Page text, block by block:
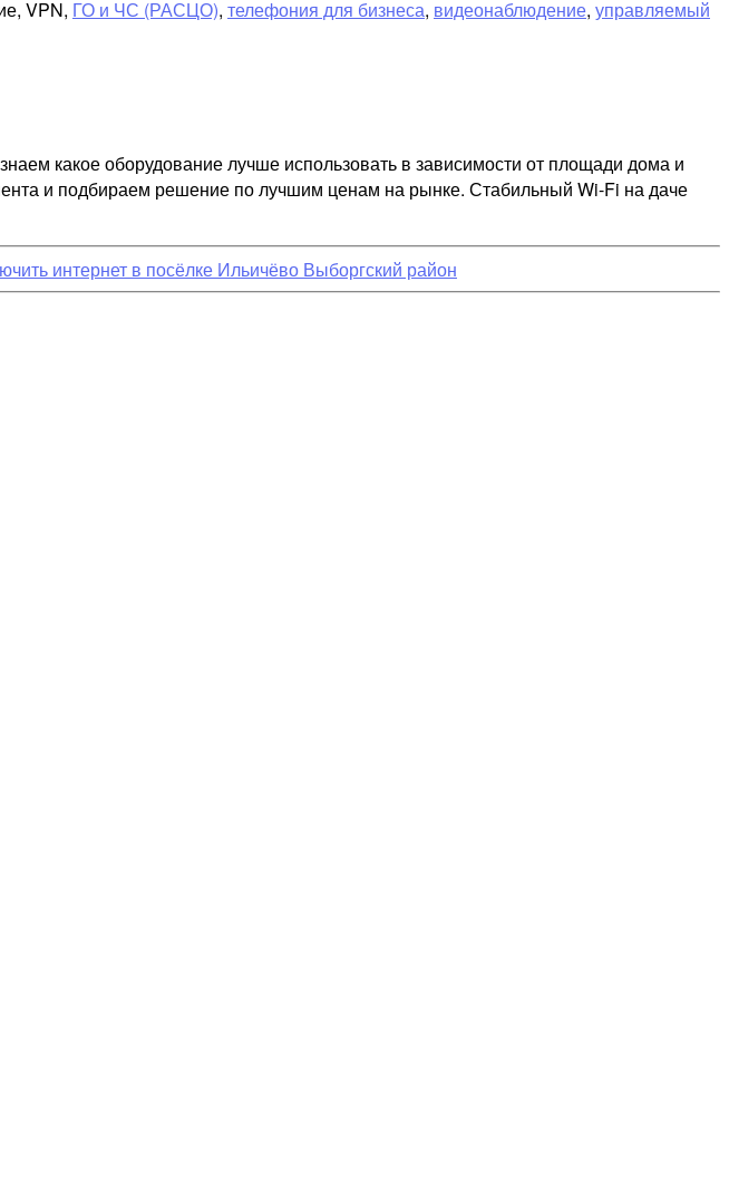
VPN, ГО и ЧС (РАСЦО), телефония для бизнеса, видеонаблюдение, управляемый
какое оборудование лучше использовать в зависимости от площади дома и
и подбираем решение по лучшим ценам на рынке. Стабильный Wi-Fi на даче
интернет в посёлке Ильичёво Выборгский район